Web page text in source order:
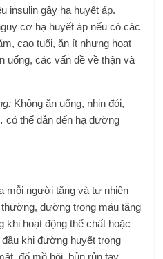
insulin gây hạ huyết áp.
cơ hạ huyết áp nếu có các
cao tuổi, ăn ít nhưng hoạt
uống, các vấn đề về thận và
Không ăn uống, nhịn đói,
thể dẫn đến hạ đường
mỗi người tăng và tự nhiên
đường trong máu tăng
khi hoạt động thể chất hoặc
khi đường huyết trong
đổ mồ hôi, bủn rủn tay